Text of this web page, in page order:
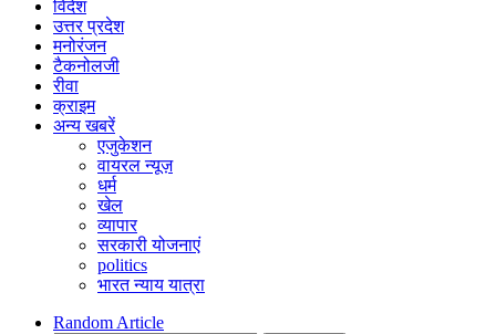
विदेश
उत्तर प्रदेश
मनोरंजन
टैकनोलजी
रीवा
क्राइम
अन्य खबरें
एजुकेशन
वायरल न्यूज़
धर्म
खेल
व्यापार
सरकारी योजनाएं
politics
भारत न्याय यात्रा
Random Article